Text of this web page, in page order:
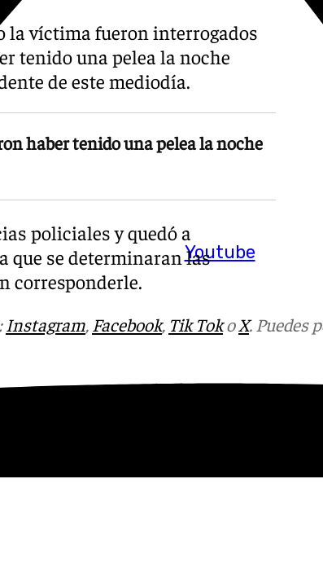
Youtube
la víctima fueron interrogados
tenido una pelea la noche
de este mediodía.
haber tenido una pelea la noche
policiales y quedó a
que se determinaran las
corresponderle.
Instagram, Facebook, Tik TokoX. Puedes